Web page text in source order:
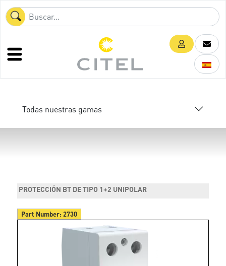
Todas nuestras gamas
PROTECCIÓN BT DE TIPO 1+2 UNIPOLAR
Part Number:2730